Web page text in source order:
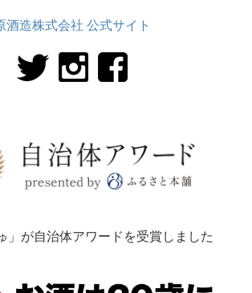
酒造株式会社 公式サイト
」が自治体アワードを受賞しました